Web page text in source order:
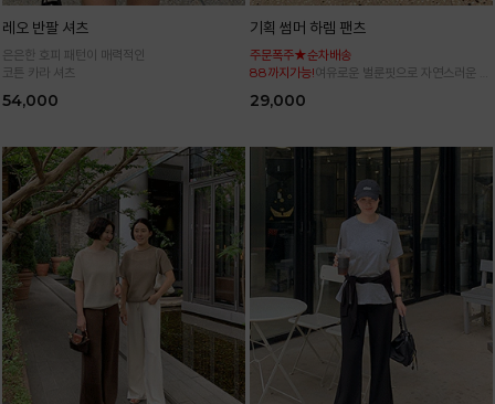
레오 반팔 셔츠
은은한 호피 패턴이 매력적인
코튼 카라 셔츠
54,000
기획 썸머 하렘 팬츠
주문폭주★순차배송
88까지가능!여유로운 벌룬핏으로 자연스러운 체
29,000